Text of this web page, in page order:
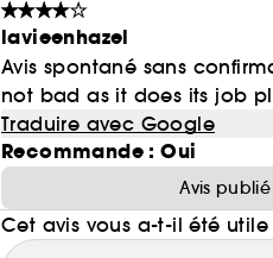
lavieenhazel
Avis spontané sans
not bad as it does its job
Traduire avec Google
Recommande : Oui
Avis
Cet avis vous a-t-il été utile